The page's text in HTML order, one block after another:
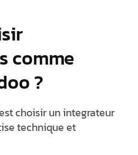
comme
?
choisir unintegrateur
technique et